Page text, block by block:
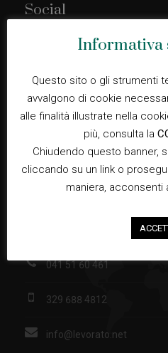
Social
Privacy
Cookie Policy
Privacy Policy
Contatti
via Cimabue, 1 30032
041 51 60 461
329 688 4812
info@levorato.net
Informativa
Questo sito o gli strumenti
avvalgono di cookie
alle finalità illustrate nella
più, consulta la
Chiudendo questo banner,
cliccando su un link o
maniera, acconsenti